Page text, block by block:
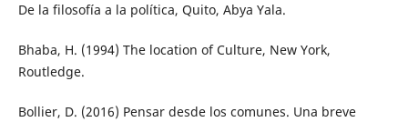
De la filosofía a la política, Quito, Abya Yala.
Bhaba, H. (1994) The location of Culture, New York,
Routledge.
Bollier, D. (2016) Pensar desde los comunes. Una breve